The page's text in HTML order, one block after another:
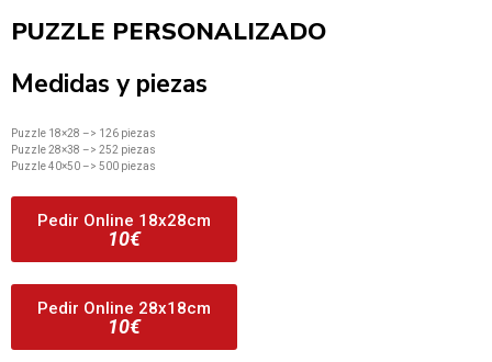
PUZZLE PERSONALIZADO
Medidas y piezas
Puzzle 18×28 –> 126 piezas
Puzzle 28×38 –> 252 piezas
Puzzle 40×50 –> 500 piezas
Pedir Online 18x28cm
10€
Pedir Online 28x18cm
10€